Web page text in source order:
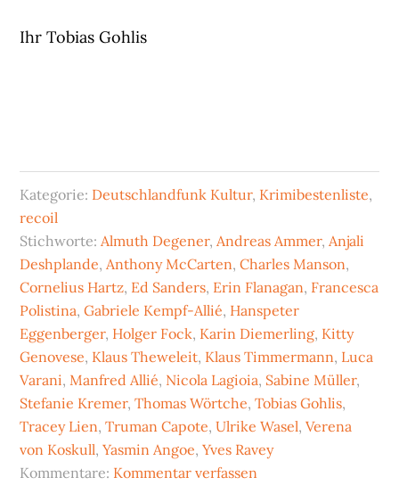
Ihr Tobias Gohlis
Kategorie: Deutschlandfunk Kultur, Krimibestenliste,
recoil
Stichworte:Almuth Degener,Andreas Ammer,Anjali
Deshplande,Anthony McCarten,Charles Manson,
Cornelius Hartz, Ed Sanders, Erin Flanagan, Francesca
Polistina,Gabriele Kempf-Allié, Hanspeter
Eggenberger, Holger Fock, Karin Diemerling, Kitty
Genovese, Klaus Theweleit, Klaus Timmermann, Luca
Varani,Manfred Allié, Nicola Lagioia, Sabine Müller,
Stefanie Kremer,Thomas Wörtche,Tobias Gohlis,
Tracey Lien,Truman Capote,Ulrike Wasel,Verena
von Koskull,Yasmin Angoe,Yves Ravey
Kommentare: Kommentar verfassen